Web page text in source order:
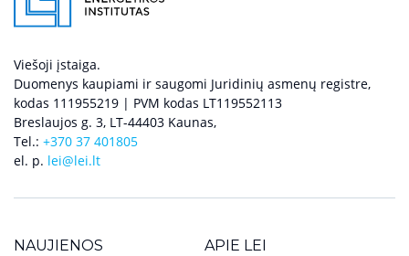
Viešoji įstaiga.
Duomenys kaupiami ir saugomi Juridinių asmenų registre,
kodas 111955219 | PVM kodas LT119552113
Breslaujos g. 3, LT-44403 Kaunas,
Tel.: +370 37 401805
el. p. lei@lei.lt
NAUJIENOS APIE LEI